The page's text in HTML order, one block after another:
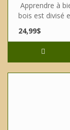
Apprendre à
bois est divisé
24,99$